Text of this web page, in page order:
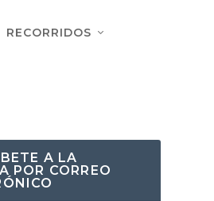
RECORRIDOS
A LA
POR CORREO